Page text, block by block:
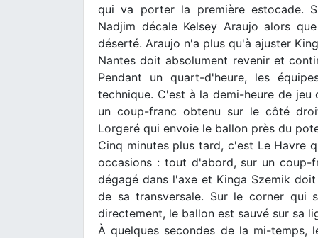
qui va porter la première estocade.
Nadjim décale Kelsey Araujo alors
déserté. Araujo n'a plus qu'à ajuster
Nantes doit absolument revenir et
Pendant un quart-d'heure, les
technique. C'est à la demi-heure de
un coup-franc obtenu sur le côté
Lorgeré qui envoie le ballon près du
Cinq minutes plus tard, c'est Le Havre
occasions : tout d'abord, sur un coup-
dégagé dans l'axe et Kinga Szemik
de sa transversale. Sur le corner qui
directement, le ballon est sauvé sur sa
À quelques secondes de la mi-temps,